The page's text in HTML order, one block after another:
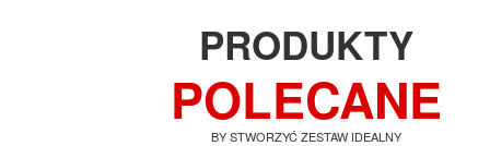
PRODUKTY
POLECANE
BY STWORZYĆ ZESTAW IDEALNY